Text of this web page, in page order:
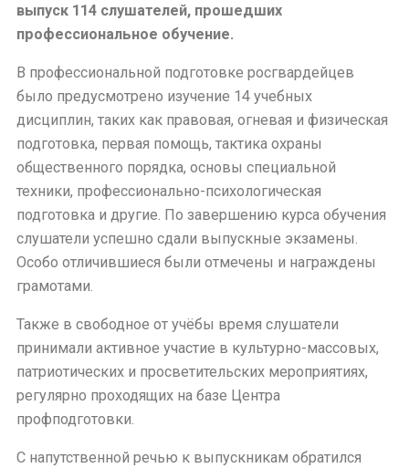
выпуск 114 слушателей, прошедших
профессиональное обучение.
В профессиональной подготовке росгвардейцев
было предусмотрено изучение 14 учебных
дисциплин, таких как правовая, огневая и физическая
подготовка, первая помощь, тактика охраны
общественного порядка, основы специальной
техники, профессионально-психологическая
подготовка и другие. По завершению курса обучения
слушатели успешно сдали выпускные экзамены.
Особо отличившиеся были отмечены и награждены
грамотами.
Также в свободное от учёбы время слушатели
принимали активное участие в культурно-массовых,
патриотических и просветительских мероприятиях,
регулярно проходящих на базе Центра
профподготовки.
С напутственной речью к выпускникам обратился